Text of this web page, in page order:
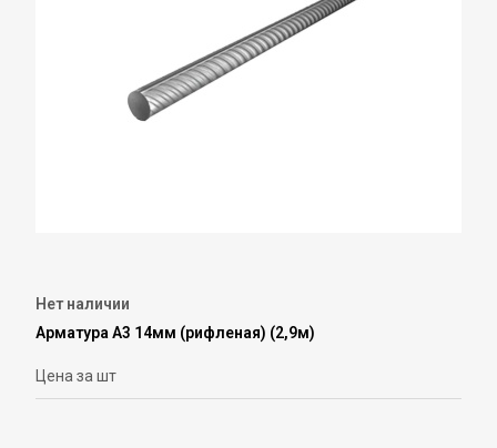
Нет наличии
Арматура А3 14мм (рифленая) (2,9м)
Цена за шт